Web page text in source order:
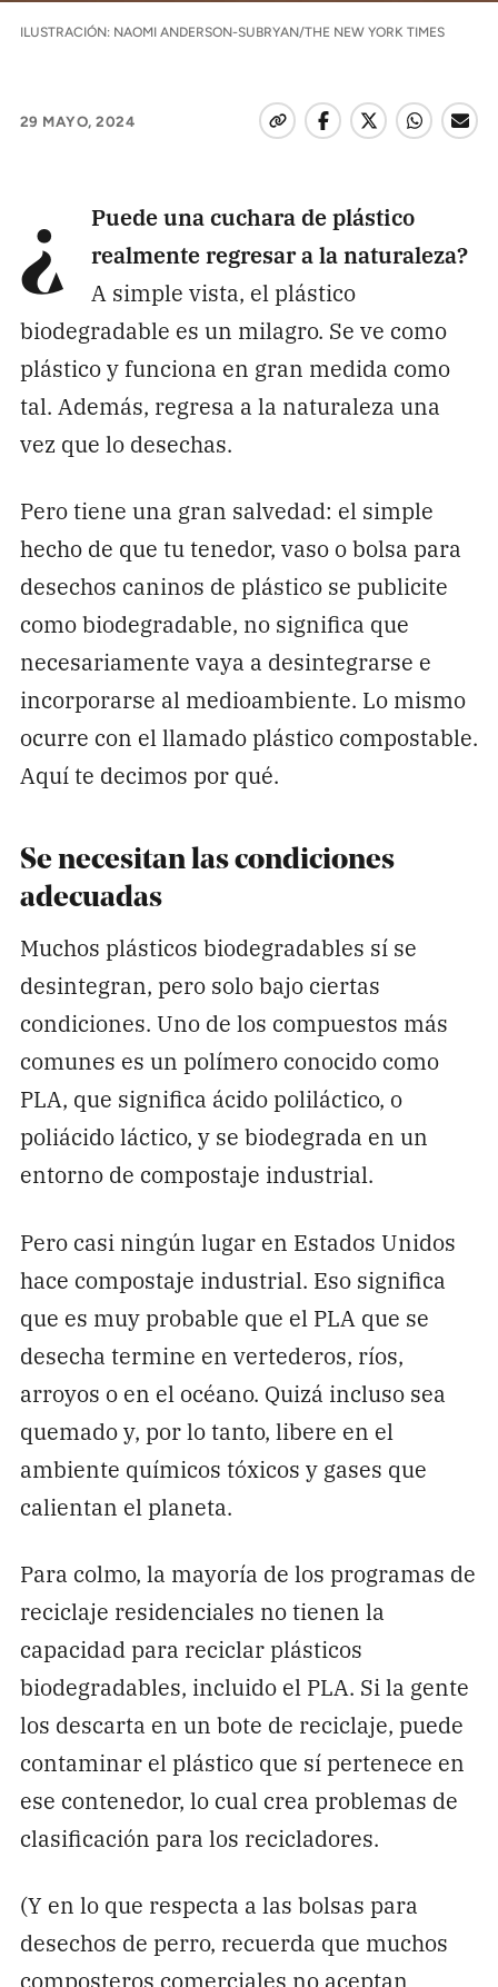
Dona aquí
RECIBE NUESTRO BOLETÍN
Enviar
SÍGUENOS
ILUSTRACIÓN: NAOMI ANDERSON-SUBRYAN/THE NEW YORK TIMES
29 MAYO, 2024
¿
Puede una cuchara de plástico
realmente regresar a la naturaleza?
A simple vista, el plástico
biodegradable es un milagro. Se ve como
plástico y funciona en gran medida como
tal. Además, regresa a la naturaleza una
vez que lo desechas.
Pero tiene una gran salvedad: el simple
hecho de que tu tenedor, vaso o bolsa para
desechos caninos de plástico se publicite
como biodegradable, no significa que
necesariamente vaya a desintegrarse e
incorporarse al medioambiente. Lo mismo
ocurre con el llamado plástico compostable.
Aquí te decimos por qué.
Se necesitan las condiciones
adecuadas
Muchos plásticos biodegradables sí se
desintegran, pero solo bajo ciertas
condiciones. Uno de los compuestos más
comunes es un polímero conocido como
PLA, que significa ácido poliláctico, o
poliácido láctico, y se biodegrada en un
entorno de compostaje industrial.
Pero casi ningún lugar en Estados Unidos
hace compostaje industrial. Eso significa
que es muy probable que el PLA que se
desecha termine en vertederos, ríos,
arroyos o en el océano. Quizá incluso sea
quemado y, por lo tanto, libere en el
ambiente químicos tóxicos y gases que
calientan el planeta.
Para colmo, la mayoría de los programas de
reciclaje residenciales no tienen la
capacidad para reciclar plásticos
biodegradables, incluido el PLA. Si la gente
los descarta en un bote de reciclaje, puede
contaminar el plástico que sí pertenece en
ese contenedor, lo cual crea problemas de
clasificación para los recicladores.
(Y en lo que respecta a las bolsas para
desechos de perro, recuerda que muchos
composteros comerciales no aceptan